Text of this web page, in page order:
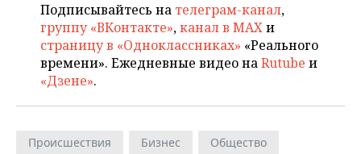
Подписывайтесь на телеграм-канал,
группу «ВКонтакте»,канал в MAXи
страницу в «Одноклассниках» «Реального
времени». Ежедневные видео наRutube и
«Дзене».
Происшествия Бизнес
Общество